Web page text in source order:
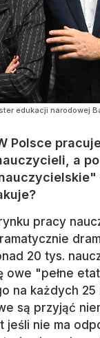
edukacji narodowej
Polsce
a
pracy
20 tys.
owe "pełne
na każdych 25
są przyjąć
jeśli nie ma